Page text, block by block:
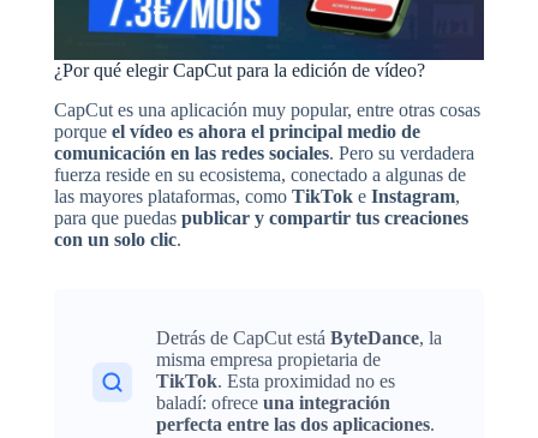
¿Por qué elegir CapCut para la edición de vídeo?
CapCut es una aplicación muy popular, entre otras cosas
porque el vídeo es ahora el principal medio de
comunicación en las redes sociales. Pero su verdadera
fuerza reside en su ecosistema, conectado a algunas de
las mayores plataformas, como TikToke Instagram,
para que puedas publicar y compartir tus creaciones
con un solo clic.
Detrás de CapCut está ByteDance, la
misma empresa propietaria de
TikTok. Esta proximidad no es
baladí: ofrece una integración
perfecta entre las dos aplicaciones.